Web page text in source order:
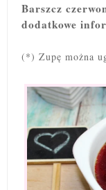
Barszcz
dodatkowe
(*) Zupę można